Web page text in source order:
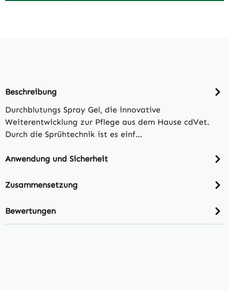
Beschreibung
Durchblutungs Spray Gel, die innovative
Weiterentwicklung zur Pflege aus dem Hause cdVet.
Durch die Sprühtechnik ist es einf…
Anwendung und Sicherheit
Zusammensetzung
Bewertungen